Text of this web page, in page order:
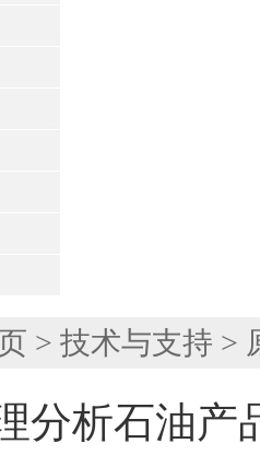
> 技术与支持 >
分析石油产